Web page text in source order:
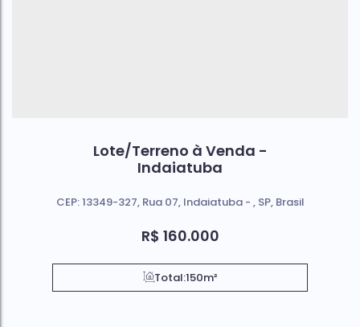
Lote/Terreno à Venda -
Indaiatuba
R$ 160.000
CEP: 13349-327, Rua 07, Indaiatuba , SP, Brasil
Total:150m²